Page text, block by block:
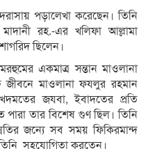
পড়ালেখা করেছেন। তিনি
রহ.-এর খলিফা আল্লামা
ছিলেন।
একমাত্র সন্তান মাওলানা
জীবনে মাওলানা ফযলুর রহমান
জযবা, ইবাদতের প্রতি
তার বিশেষ গুণ ছিল। তিনি
জন্যে সব সময় ফিকিরমান্দ
তিনি সহযোগিতা করতেন।